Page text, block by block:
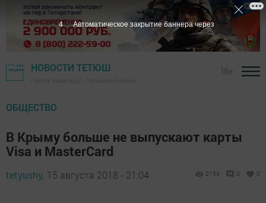
НОВОСТИ ТЕТЮШ
ОБЩЕСТВО
В Крыму больше не выпускают карты
Visa и MasterCard
tetyushy, 15 августа 2018 - 21:04 2154 0 0
3 Автоматическое закрытие баннера через